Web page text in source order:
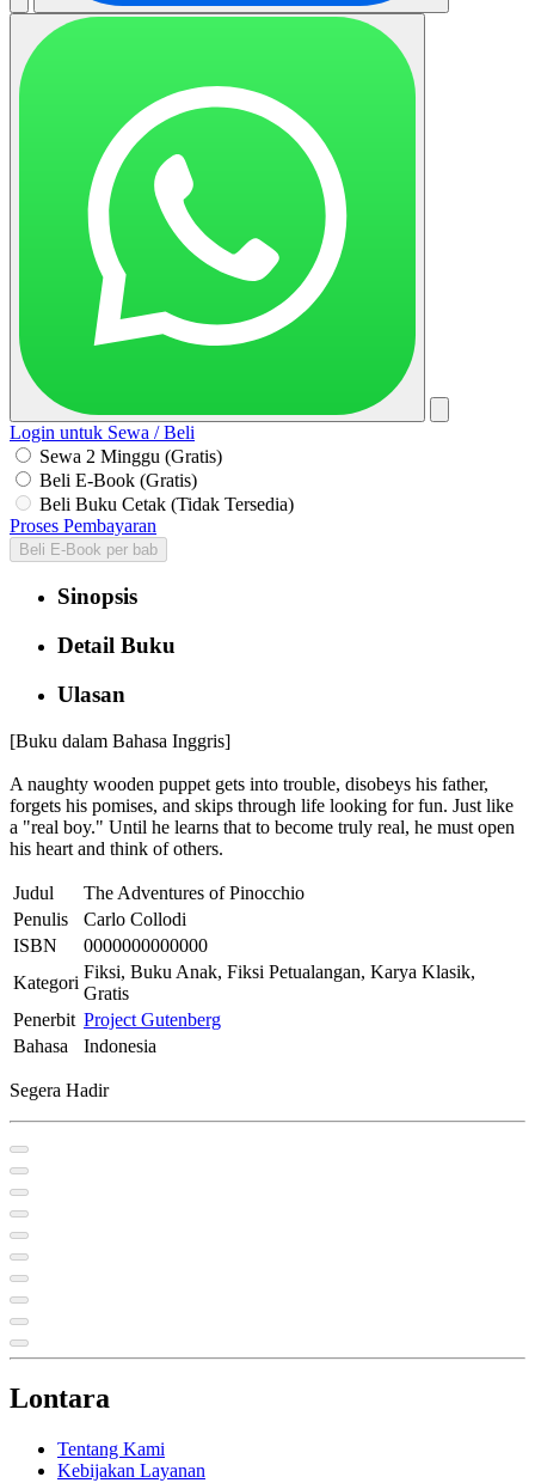
Login untuk Sewa / Beli
Sewa 2 Minggu (Gratis)
Beli E-Book (Gratis)
Beli Buku Cetak (Tidak Tersedia)
Proses Pembayaran
Beli E-Book per bab
Sinopsis
Detail Buku
Ulasan
[Buku dalam Bahasa Inggris]
A naughty wooden puppet gets into trouble, disobeys his father,
forgets his pomises, and skips through life looking for fun. Just like
a "real boy." Until he learns that to become truly real, he must open
his heart and think of others.
Judul
The Adventures of Pinocchio
Penulis
Carlo Collodi
ISBN
0000000000000
Kategori
Fiksi, Buku Anak, Fiksi Petualangan, Karya Klasik,
Gratis
Penerbit Project Gutenberg
Bahasa
Indonesia
Segera Hadir
Lontara
Tentang Kami
Kebijakan Layanan